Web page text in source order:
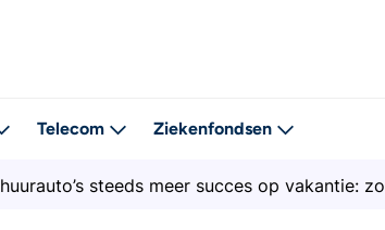
Telecom Ziekenfondsen
huurauto’s steeds meer succes op vakantie: